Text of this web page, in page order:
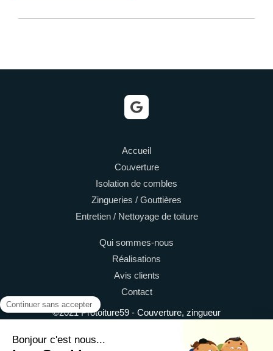
Accueil
Couverture
Isolation de combles
Zingueries / Gouttières
Entretien / Nettoyage de toiture
Qui sommes-nous
Réalisations
Avis clients
Contact
©2021 Protoiture59 - Couverture, zingueur